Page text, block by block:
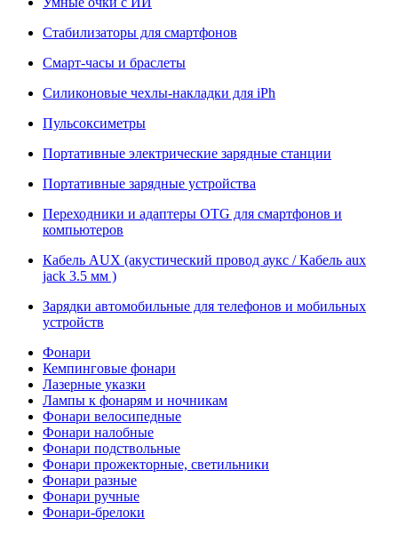
Стабилизаторы для смартфонов
Смарт-часы и браслеты
Силиконовые чехлы-накладки для iPh
Пульсоксиметры
Портативные электрические зарядные станции
Портативные зарядные устройства
Переходники и адаптеры OTG для смартфонов и
компьютеров
Кабель AUX (акустический провод аукс / Кабель aux
jack 3.5 мм )
Зарядки автомобильные для телефонов и мобильных
устройств
Фонари
Кемпинговые фонари
Лазерные указки
Лампы к фонарям и ночникам
Фонари велосипедные
Фонари налобные
Фонари подствольные
Фонари прожекторные, светильники
Фонари разные
Фонари ручные
Фонари-брелоки